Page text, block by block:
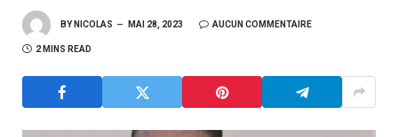
BY NICOLAS MAI 28, 2023 AUCUN COMMENTAIRE
2 MINS READ